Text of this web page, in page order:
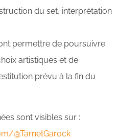
du set, interprétation
permettre de poursuivre
artistiques et de
prévu à la fin du
sont visibles sur :
@TarnetGarock